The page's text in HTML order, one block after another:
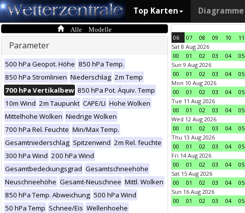
Top Karten Diagramme
Alle Modelle
Parameter
500 hPa Geopot. Höhe 850 hPa Temp.
850 hPa Stromlinien Niederschlag 2m Temp
700 hPa Vertikalbew 850 hPa Pot. Äquiv. Temp
10m Wind 2m Taupunkt CAPE/LI Hohe Wolken
Mittelhohe Wolken Niedrige Wolken
700 hPa Rel. Feuchte Min/Max Temp.
Gesamtniederschlag Spitzenwind 2m Rel. feuchte
300 hPa Wind 200 hPa Wind
Gesamtbedeckungsgrad Gesamtschneehöhe
Neuschneehöhe Gesamt-Neuschnee Mittl. Wolken
850 hPa Temp. Abweichung 500 hPa Wind
50 hPa Temp Schnee/Eis Wellenhoehe
06 07 08 09 10 11
Sat 8 Aug 2026
00
01 02 03 04 05
Sun 9 Aug 2026
00
01 02 03 04 05
Mon 10 Aug 2026
00
01 02 03 04 05
Tue 11 Aug 2026
00
01 02 03 04 05
Wed 12 Aug 2026
00
01 02 03 04 05
Thu 13 Aug 2026
00
01 02 03 04 05
Fri 14 Aug 2026
00
01 02 03 04 05
Sat 15 Aug 2026
00
01 02 03 04 05
Sun 16 Aug 2026
00
01 02 03 04 05